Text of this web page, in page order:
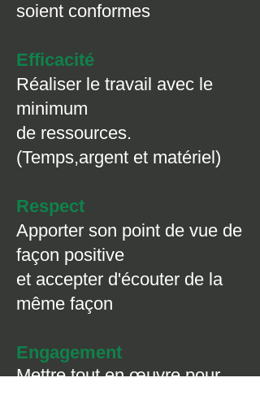
soient conformes
Efficacité
Réaliser le travail avec le
minimum
de ressources.
(Temps,argent et matériel)
Respect
Apporter son point de vue de
façon positive
et accepter d'écouter de la
même façon
Engagement
Mettre tout en œuvre pour